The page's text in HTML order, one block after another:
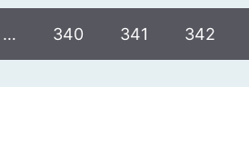
… 340 341 342